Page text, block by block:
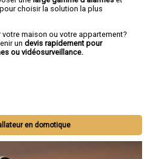
choisir la solution la plus
maison ou votre appartement?
un devis rapidement pour
ou vidéosurveillance.
en domotique